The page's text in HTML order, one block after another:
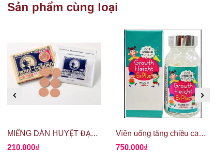
Sản phẩm cùng loại
MIẾNG DÁN HUYỆT ĐẠO GIẢM ĐAU ROIHI TSUBOKO
210.000₫
Viên uống tăng chiều cao Growth Height Ex Plus
750.000₫